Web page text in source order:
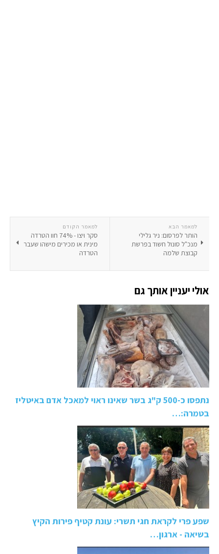
למאמר הקודם
סקר ויצו - 74% חוו הטרדה
מינית או מכירים מישהו שעבר
הטרדה
למאמר הבא
הותר לפרסום: ניר גלילי
מנכ"ל סונול חשוד בפרשת
קבוצת שלמה
אולי יעניין אותך גם
נתפסו כ-500 ק"ג בשר שאינו ראוי למאכל אדם באיטליז
בטמרה:…
שפע פרי לקראת חגי תשרי: עונת קטיף פירות הקיץ
בשיאה - ארגון…